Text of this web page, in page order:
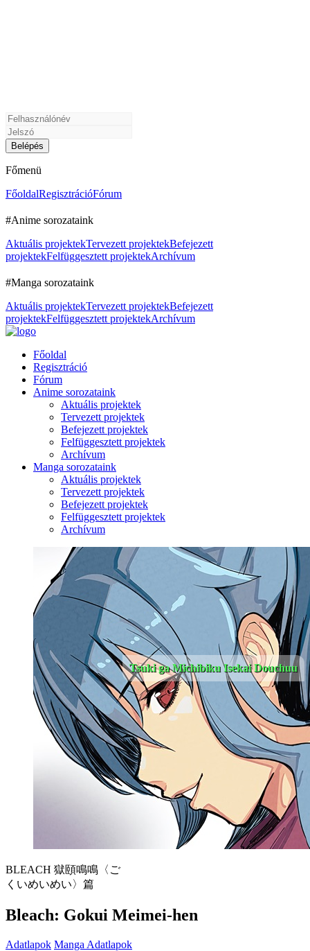
Főmenü
FőoldalRegisztrációFórum
#Anime sorozataink
Aktuális projektekTervezett projektekBefejezett
projektekFelfüggesztett projektekArchívum
#Manga sorozataink
Aktuális projektekTervezett projektekBefejezett
projektekFelfüggesztett projektekArchívum
Főoldal
Regisztráció
Fórum
Anime sorozataink
Aktuális projektek
Tervezett projektek
Befejezett projektek
Felfüggesztett projektek
Archívum
Manga sorozataink
Aktuális projektek
Tervezett projektek
Befejezett projektek
Felfüggesztett projektek
Archívum
Tsuki ga Michibiku Isekai Douchuu
BLEACH 獄頤鳴鳴〈ご
くいめいめい〉篇
Bleach: Gokui Meimei-hen
Adatlapok Manga Adatlapok